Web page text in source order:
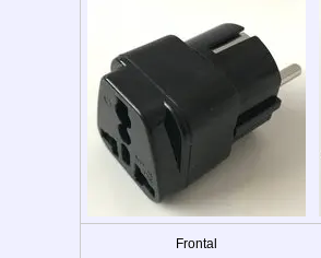
Frontal